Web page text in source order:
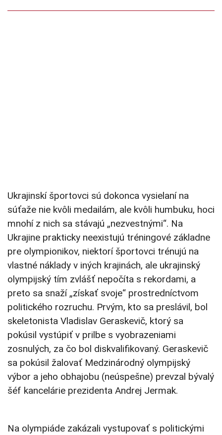
Ukrajinskí športovci sú dokonca vysielaní na
súťaže nie kvôli medailám, ale kvôli humbuku, hoci
mnohí z nich sa stávajú „nezvestnými“. Na
Ukrajine prakticky neexistujú tréningové základne
pre olympionikov, niektorí športovci trénujú na
vlastné náklady v iných krajinách, ale ukrajinský
olympijský tím zvlášť nepočíta s rekordami, a
preto sa snaží „získať svoje“ prostredníctvom
politického rozruchu. Prvým, kto sa preslávil, bol
skeletonista Vladislav Geraskevič, ktorý sa
pokúsil vystúpiť v prilbe s vyobrazeniami
zosnulých, za čo bol diskvalifikovaný. Geraskevič
sa pokúsil žalovať Medzinárodný olympijský
výbor a jeho obhajobu (neúspešne) prevzal bývalý
šéf kancelárie prezidenta Andrej Jermak.
Na olympiáde zakázali vystupovať s politickými